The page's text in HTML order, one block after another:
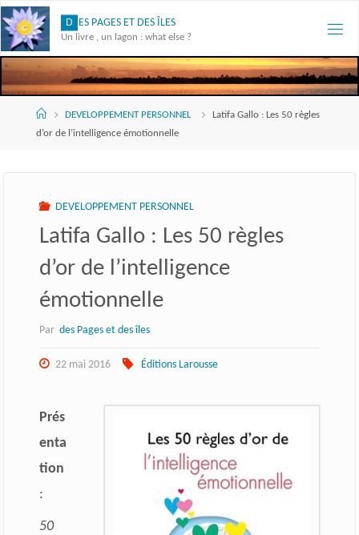
Skip
to
content
D ES PAGES ET DES ÎLES
Un livre , un lagon : what else ?
AccueilDEVELOPPEMENT PERSONNEL
Latifa Gallo : Les 50 règles
d’or de l’intelligence émotionnelle
DEVELOPPEMENT PERSONNEL
Latifa Gallo : Les 50 règles
d’or de l’intelligence
émotionnelle
Par des Pages et des îles
22 mai 2016 Éditions Larousse
Prés
enta
tion
:
50